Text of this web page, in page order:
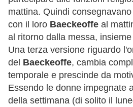
mattina. Quindi
con il loro Baeckeoffe al
al ritorno dalla messa,
Una terza versione riguardo
del Baeckeoffe, cambia
temporale e prescinde da
Essendo le donne impegnate
della settimana (di solito il